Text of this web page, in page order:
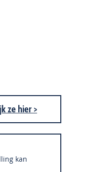
ze hier >
kan